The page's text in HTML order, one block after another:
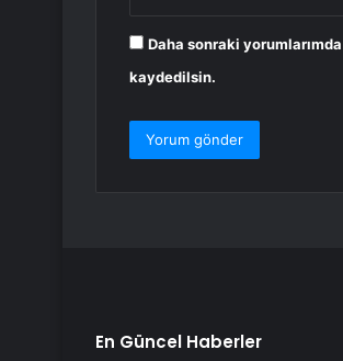
Daha sonraki
kaydedilsin.
En Güncel Haberler